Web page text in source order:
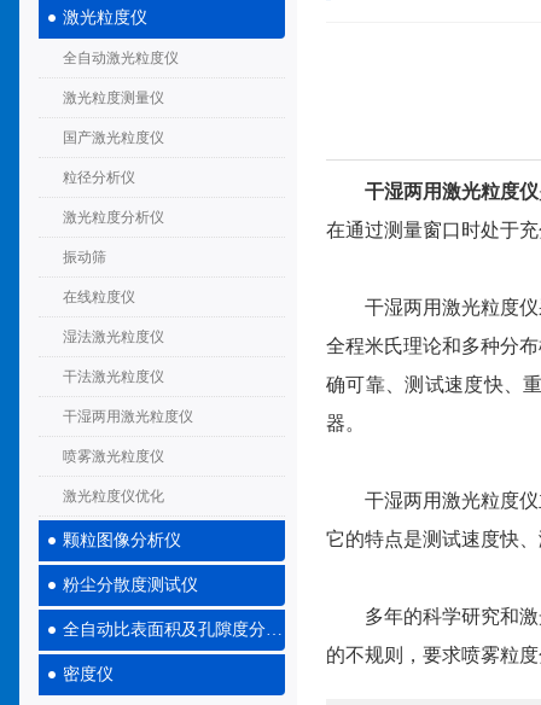
激光粒度仪
全自动激光粒度仪
激光粒度测量仪
国产激光粒度仪
粒径分析仪
激光粒度分析仪
振动筛
在线粒度仪
湿法激光粒度仪
干法激光粒度仪
干湿两用激光粒度仪
喷雾激光粒度仪
激光粒度仪优化
颗粒图像分析仪
粉尘分散度测试仪
全自动比表面积及孔隙度分析仪
密度仪
干湿两用激光粒度仪
在通过测量窗口时处于
干湿两用激光粒度仪
全程米氏理论和多种分
确可靠、测试速度快、
器。
干湿两用激光粒度仪
它的特点是测试速度快
多年的科学研究和激
的不规则，要求喷雾粒